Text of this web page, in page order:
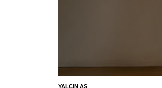
YALÇIN AS